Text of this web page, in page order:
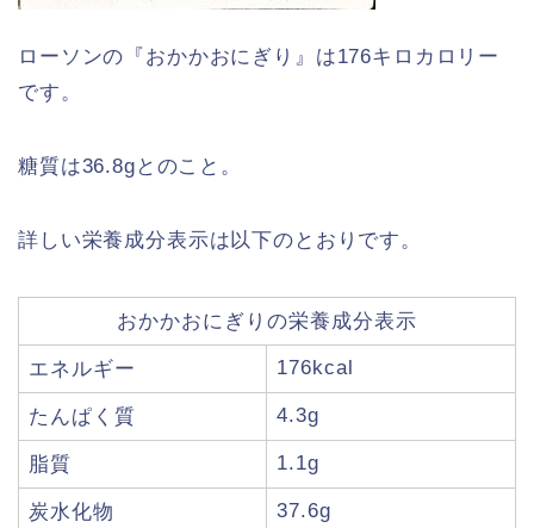
ローソンの『おかかおにぎり』は176キロカロリー
です。
糖質は36.8gとのこと。
詳しい栄養成分表示は以下のとおりです。
おかかおにぎりの栄養成分表示
エネルギー 176kcal
たんぱく質 4.3g
脂質 1.1g
炭水化物 37.6g